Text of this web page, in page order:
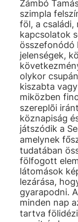
Zámbó
szimpla
föl, a családi,
kapcsolatok
összefonódó
jelenségek,
olykor
kiszabta
miközben
szereplõi
köznapiság
játszódik a
amelynek
tudatában
fölfogott
látomások
lezárása,
gyarapodni.
minden nap
tartva